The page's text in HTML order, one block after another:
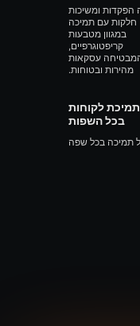
הפקדות ומשיכות
חלקות עם תמיכה
במגוון מטבעות
קריפטוגרפיים,
עסקאות
מהירות ובטוחות.
תמיכת לקוחות
בכל השפות
תמיכה בכל שפה